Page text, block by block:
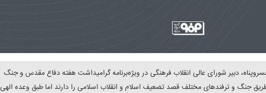
دبیر شورای عالی انقلاب فرهنگی در ویژه‌برنامه گرامیداشت هفته دفاع مقدس و جنگ
از طریق جنگ‌ و ترفندهای مختلف قصد تضعیف اسلام و انقلاب اسلامی را دارند اما طبق وعده الهی